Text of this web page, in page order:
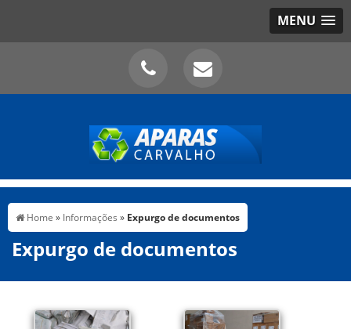
MENU
Home » Informações » Expurgo de documentos
Expurgo de documentos